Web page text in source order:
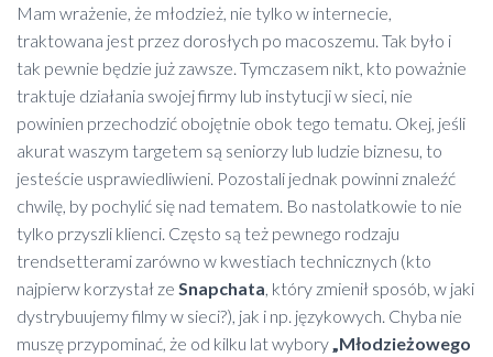
Mam wrażenie, że młodzież, nie tylko w internecie,
traktowana jest przez dorosłych po macoszemu. Tak było i
tak pewnie będzie już zawsze. Tymczasem nikt, kto poważnie
traktuje działania swojej firmy lub instytucji w sieci, nie
powinien przechodzić obojętnie obok tego tematu. Okej, jeśli
akurat waszym targetem są seniorzy lub ludzie biznesu, to
jesteście usprawiedliwieni. Pozostali jednak powinni znaleźć
chwilę, by pochylić się nad tematem. Bo nastolatkowie to nie
tylko przyszli klienci. Często są też pewnego rodzaju
trendsetterami zarówno w kwestiach technicznych (kto
najpierw korzystał ze Snapchata , który zmienił sposób, w jaki
dystrybuujemy filmy w sieci?), jak i np. językowych. Chyba nie
muszę przypominać, że od kilku lat wybory „Młodzieżowego